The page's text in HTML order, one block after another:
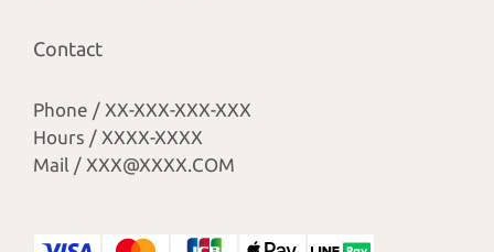
Contact
Phone / XX-XXX-XXX-XXX
Hours / XXXX-XXXX
Mail / XXX@XXXX.COM